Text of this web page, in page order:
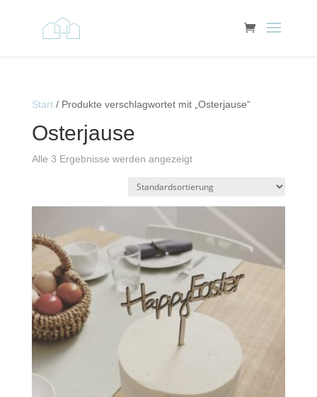
Start/ Produkte verschlagwortet mit „Osterjause“
Osterjause
Alle 3 Ergebnisse werden angezeigt